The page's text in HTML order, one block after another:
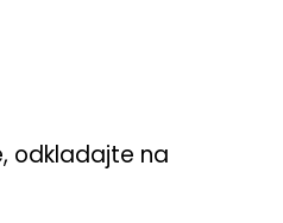
odkladajte na